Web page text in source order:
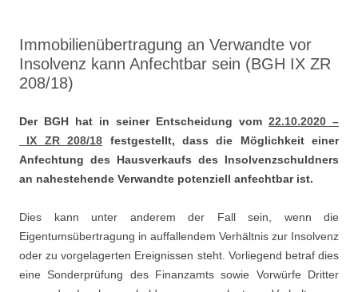
Immobilienübertragung an Verwandte vor
Insolvenz kann Anfechtbar sein (BGH IX ZR
208/18)
Der BGH hat in seiner Entscheidung vom 22.10.2020 –
IX ZR 208/18 festgestellt, dass die Möglichkeit einer
Anfechtung des Hausverkaufs des Insolvenzschuldners
an nahestehende Verwandte potenziell anfechtbar ist.
Dies kann unter anderem der Fall sein, wenn die
Eigentumsübertragung in auffallendem Verhältnis zur Insolvenz
oder zu vorgelagerten Ereignissen steht. Vorliegend betraf dies
eine Sonderprüfung des Finanzamts sowie Vorwürfe Dritter